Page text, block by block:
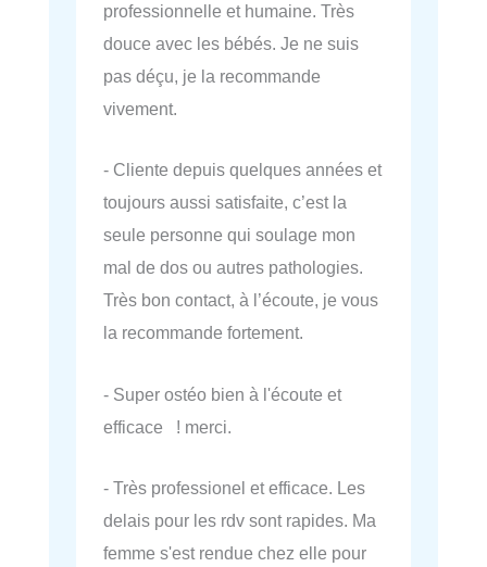
professionnelle et humaine. Très
douce avec les bébés. Je ne suis
pas déçu, je la recommande
vivement.
- Cliente depuis quelques années et
toujours aussi satisfaite, c’est la
seule personne qui soulage mon
mal de dos ou autres pathologies.
Très bon contact, à l’écoute, je vous
la recommande fortement.
- Super ostéo bien à l'écoute et
efficace ! merci.
- Très professionel et efficace. Les
delais pour les rdv sont rapides. Ma
femme s'est rendue chez elle pour